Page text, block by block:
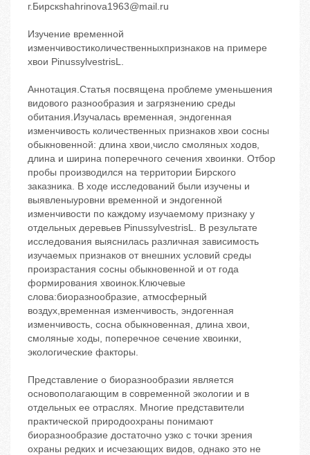
г.Бирскshahrinova1963@mail.ru
Изучение временной
изменчивостиколичественныхпризнаков на примере
хвои PinussylvestrisL.
Аннотация.Статья посвящена проблеме уменьшения
видового разнообразия и загрязнению среды
обитания.Изучалась временная, эндогенная
изменчивость количественных признаков хвои сосны
обыкновенной: длина хвои,число смоляных ходов,
длина и ширина поперечного сечения хвоинки. Отбор
пробы производился на территории Бирского
заказника. В ходе исследований были изучены и
выявленыуровни временной и эндогенной
изменчивости по каждому изучаемому признаку у
отдельных деревьев PinussylvestrisL. В результате
исследования выяснилась различная зависимость
изучаемых признаков от внешних условий среды
произрастания сосны обыкновенной и от года
формирования хвоинок.Ключевые
слова:биоразнообразие, атмосферный
воздух,временная изменчивость, эндогенная
изменчивость, сосна обыкновенная, длина хвои,
смоляные ходы, поперечное сечение хвоинки,
экологические факторы.
Представление о биоразнообразии является
основополагающим в современной экологии и в
отдельных ее отраслях. Многие представители
практической природоохраны понимают
биоразнообразие достаточно узко с точки зрения
охраны редких и исчезающих видов, однако это не